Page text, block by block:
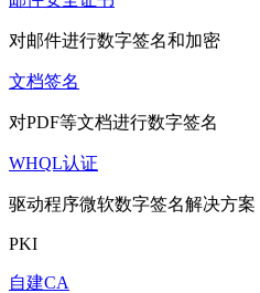
对邮件进行数字签名和加密
文档签名
对PDF等文档进行数字签名
WHQL认证
驱动程序微软数字签名解决方案
PKI
自建CA